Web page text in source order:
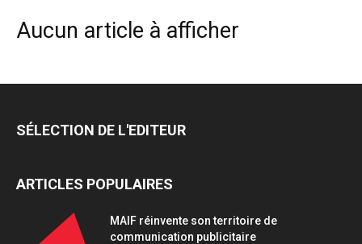
Aucun article à afficher
SÉLECTION DE L'EDITEUR
ARTICLES POPULAIRES
MAIF réinvente son territoire de
communication publicitaire